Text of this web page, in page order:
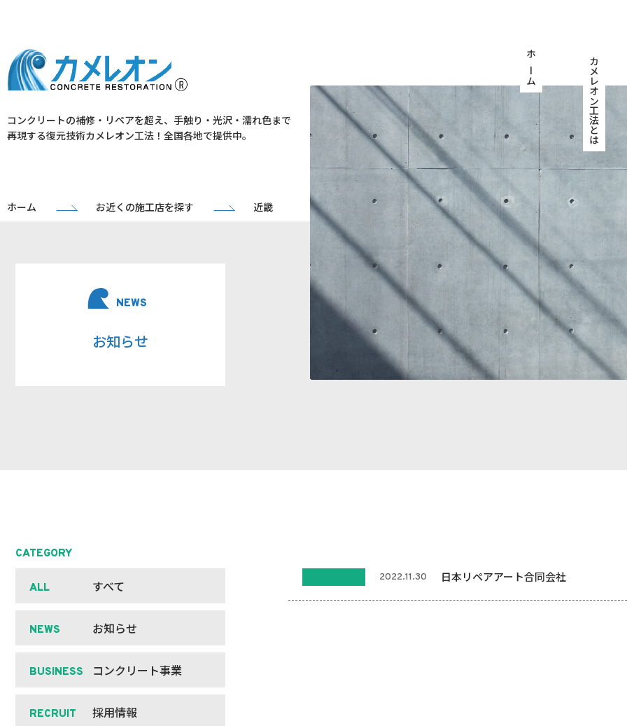
コンクリートの補修・リペアを超え、手触り・光沢・濡れ色まで
再現する復元技術カメレオン工法！全国各地で提供中。
ホーム お近くの施工店を探す 近畿
ホーム カメレオン工法とは
NEWS
お知らせ
CATEGORY
ALL すべて
NEWS お知らせ
BUSINESS コンクリート事業
RECRUIT 採用情報
2022.11.30 日本リペアアート合同会社